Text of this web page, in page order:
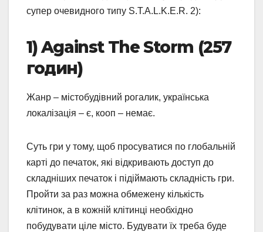
супер очевидного типу S.T.A.L.K.E.R. 2):
1) Against The Storm (257
годин)
Жанр – містобудівний рогалик, українська
локалізація – є, кооп – немає.
Суть гри у тому, щоб просуватися по глобальній
карті до печаток, які відкривають доступ до
складніших печаток і підіймають складність гри.
Пройти за раз можна обмежену кількість
клітинок, а в кожній клітинці необхідно
побудувати ціле місто. Будувати їх треба буде